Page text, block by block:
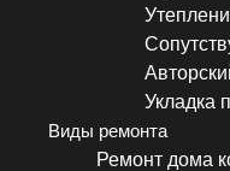
Укладка
Виды ремонта
Ремонт дома